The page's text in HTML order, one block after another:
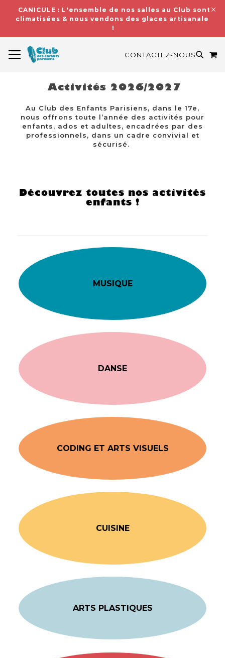
CANICULE : L'ensemble de nos salles au Club sont
climatisées & nous vendons des glaces artisanales
!
CONTACTEZ-NOUS
Activités 2026/2027
Au Club des Enfants Parisiens, dans le 17e,
nous offrons toute l’année des activités pour
enfants, ados et adultes, encadrées par des
professionnels, dans un cadre convivial et
sécurisé.
Découvrez toutes nos activités
enfants !
MUSIQUE
DANSE
CODING ET ARTS VISUELS
CUISINE
ARTS PLASTIQUES